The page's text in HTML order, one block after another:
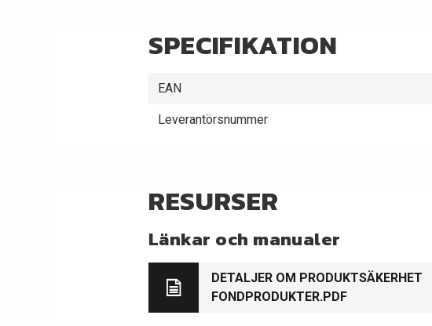
SPECIFIKATION
EAN
Leverantörsnummer
RESURSER
Länkar och manualer
DETALJER OM PRODUKTSÄKERHET
FONDPRODUKTER.PDF